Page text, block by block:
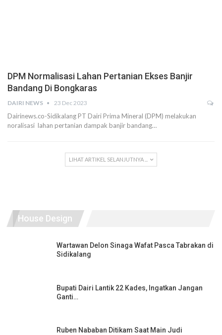
DPM Normalisasi Lahan Pertanian Ekses Banjir
Bandang Di Bongkaras
DAIRI NEWS 23 Dec 2023
Dairinews.co-Sidikalang PT Dairi Prima Mineral (DPM) melakukan
noralisasi lahan pertanian dampak banjir bandang…
LIHAT ARTIKEL SELANJUTNYA ...
House Design
Wartawan Delon Sinaga Wafat Pasca Tabrakan di
Sidikalang
Bupati Dairi Lantik 22 Kades, Ingatkan Jangan
Ganti…
Ruben Nababan Ditikam Saat Main Judi